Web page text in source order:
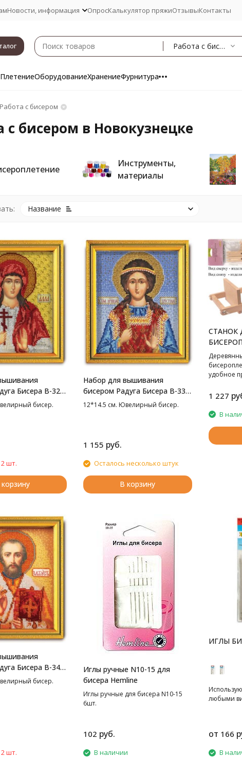
Новости, информация ОпросКалькулятор пряжиОтзывыКонтакты
Работа с бисером
ПлетениеОборудованиеХранениеФурнитура
Работа с бисером
с бисером в Новокузнецке
Инструменты,
материалы
Название
Бисера В-326
см бисер.
шт.
Набор для вышивания
бисером Радуга Бисера В-334
Св. Кристина, 12*14.5 см
12*14.5 см. Ювелирный бисер.
1 155 руб.
Осталось несколько штук
В корзину
СТАНОК
удобное
которое
без
37,5х10 см.
1 227
В
Бисера В-347
12*14.5
бисер.
шт.
Иглы ручные N10-15 для
бисера Hemline
Иглы ручные для бисера N10-15
6шт.
102 руб.
В наличии
ИГЛЫ
любыми
от 166
В